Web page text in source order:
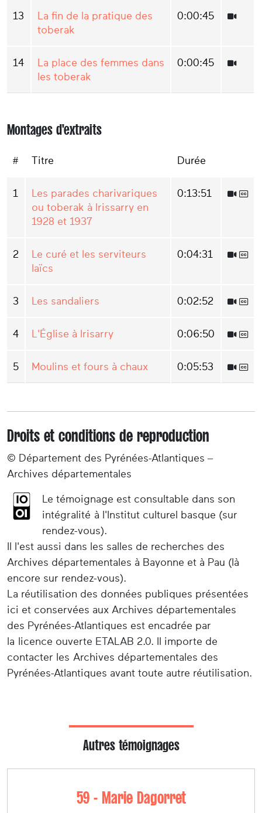
13
La fin de la pratique des
toberak
0:00:45
14
La place des femmes dans
les toberak
0:00:45
Montages d'extraits
# Titre Durée
1
Les parades charivariques
ou toberak à Irissarry en
1928 et 1937
0:13:51
2
Le curé et les serviteurs
laïcs
0:04:31
3 Les sandaliers 0:02:52
4 L'Église à Irisarry 0:06:50
5 Moulins et fours à chaux 0:05:53
Droits et conditions de reproduction
© Département des Pyrénées-Atlantiques –
Archives départementales
Le témoignage est consultable dans son
intégralité à l'Institut culturel basque (sur
rendez-vous).
Il l'est aussi dans les salles de recherches des
Archives départementales à Bayonne et à Pau (là
encore sur rendez-vous).
La réutilisation des données publiques présentées
ici et conservées aux Archives départementales
des Pyrénées-Atlantiques est encadrée par
la licence ouverte ETALAB 2.0. Il importe de
contacter les Archives départementales des
Pyrénées-Atlantiques avant toute autre réutilisation.
Autres témoignages
59 - Marie Dagorret